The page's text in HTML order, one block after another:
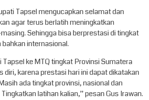
Tapsel mengucapkan selamat dan
agar terus berlatih meningkatkan
Sehingga bisa berprestasi di tingkat
internasional.
Tapsel ke MTQ tingkat Provinsi Sumatera
diri, karena prestasi hari ini dapat dikatakan
ada tingkat provinsi, nasional dan
latihan kalian,” pesan Gus Irawan.